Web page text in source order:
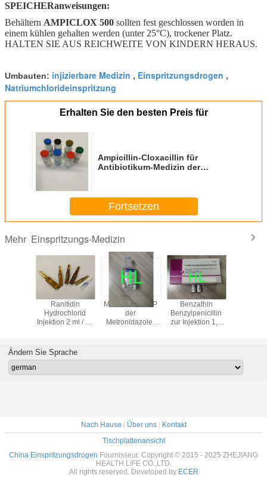
SPEICHERanweisungen:
Behältern AMPICLOX 500 sollten fest geschlossen worden in
einem kühlen gehalten werden (unter 25°C), trockener Platz.
HALTEN SIE AUS REICHWEITE VON KINDERN HERAUS.
Umbauten: injizierbare Medizin , Einspritzungsdrogen ,
Natriumchlorideinspritzung
Erhalten Sie den besten Preis für
Ampicillin-Cloxacillin für
Antibiotikum-Medizin der
Fortsetzen
Mehr Einspritzungs-Medizin
Ranitidin
Hydrochlorid
Injektion 2 ml / 50
Medizin BP/USP
der
Metronidazole-
Benzathin
Benzylpenicillin
zur Injektion 1,2
Ändern Sie Sprache
Nach Hause Über uns|
Kontakt
Tischplattenansicht
China Einspritzungsdrogen Fournisseur. Copyright © 2015 - 2025 ZHEJIANG
HEALTH LIFE CO.,LTD.
All rights reserved. Developed by ECER